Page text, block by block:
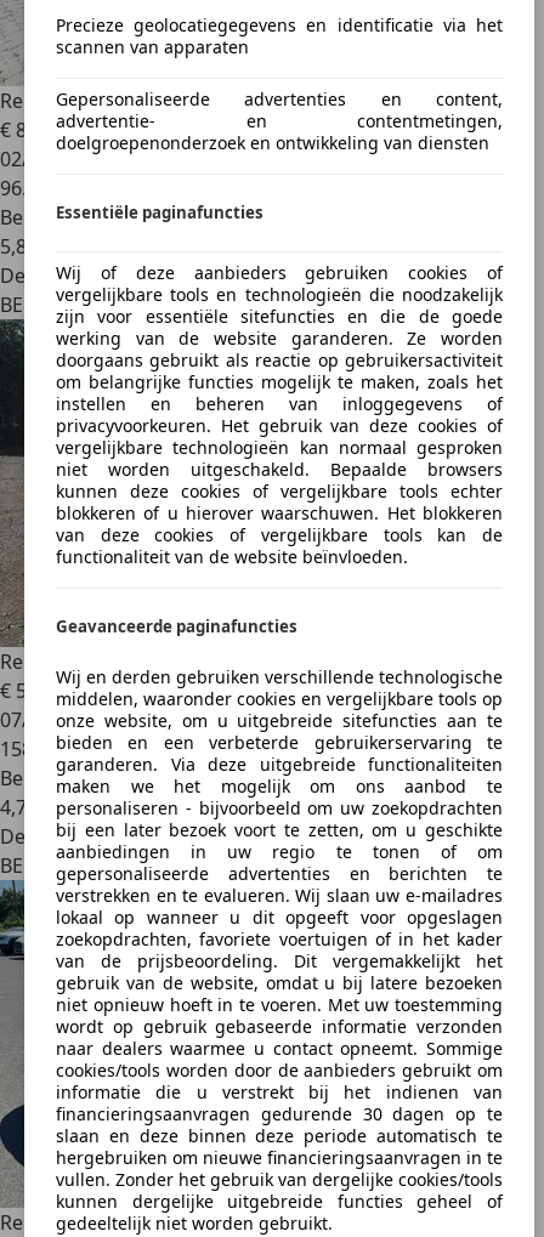
Precieze geolocatiegegevens en identificatie via het
scannen van apparaten
Gepersonaliseerde advertenties en content,
advertentie- en contentmetingen,
doelgroepenonderzoek en ontwikkeling van diensten
Essentiële paginafuncties
Wij of deze aanbieders gebruiken cookies of
vergelijkbare tools en technologieën die noodzakelijk
zijn voor essentiële sitefuncties en die de goede
werking van de website garanderen. Ze worden
doorgaans gebruikt als reactie op gebruikersactiviteit
om belangrijke functies mogelijk te maken, zoals het
instellen en beheren van inloggegevens of
privacyvoorkeuren. Het gebruik van deze cookies of
vergelijkbare technologieën kan normaal gesproken
niet worden uitgeschakeld. Bepaalde browsers
kunnen deze cookies of vergelijkbare tools echter
blokkeren of u hierover waarschuwen. Het blokkeren
van deze cookies of vergelijkbare tools kan de
functionaliteit van de website beïnvloeden.
Geavanceerde paginafuncties
Wij en derden gebruiken verschillende technologische
middelen, waaronder cookies en vergelijkbare tools op
onze website, om u uitgebreide sitefuncties aan te
bieden en een verbeterde gebruikerservaring te
garanderen. Via deze uitgebreide functionaliteiten
maken we het mogelijk om ons aanbod te
personaliseren - bijvoorbeeld om uw zoekopdrachten
bij een later bezoek voort te zetten, om u geschikte
aanbiedingen in uw regio te tonen of om
gepersonaliseerde advertenties en berichten te
verstrekken en te evalueren. Wij slaan uw e-mailadres
lokaal op wanneer u dit opgeeft voor opgeslagen
zoekopdrachten, favoriete voertuigen of in het kader
van de prijsbeoordeling. Dit vergemakkelijkt het
gebruik van de website, omdat u bij latere bezoeken
niet opnieuw hoeft in te voeren. Met uw toestemming
wordt op gebruik gebaseerde informatie verzonden
naar dealers waarmee u contact opneemt. Sommige
cookies/tools worden door de aanbieders gebruikt om
informatie die u verstrekt bij het indienen van
financieringsaanvragen gedurende 30 dagen op te
slaan en deze binnen deze periode automatisch te
hergebruiken om nieuwe financieringsaanvragen in te
vullen. Zonder het gebruik van dergelijke cookies/tools
kunnen dergelijke uitgebreide functies geheel of
gedeeltelijk niet worden gebruikt.
Renault KadjarKadjar 1.2 TCe Bose Edition
€ 8.800
02/2017
96.590 km
Benzine
5,8 l/100 km (comb.)
Dealer
BE 9860
Renault Clio
€ 5.990
07/2017
158.904 km
Benzine
4,7 l/100 km (comb.)
Dealer
BE 6182
Renault TwingoTwingo 1.2i / CLIM / JANTES / 1ERE MAIN /